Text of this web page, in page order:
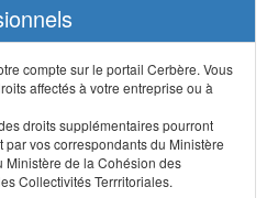
compte sur le portail Cerbère. Vous
affectés à votre entreprise ou à
droits supplémentaires pourront
vos correspondants du Ministère
Ministère de la Cohésion des
Collectivités Terrritoriales.